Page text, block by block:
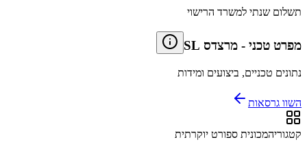
תשלום שנתי למשרד הרישוי
מפרט טכני - מרצדס SL
נתונים טכניים, ביצועים ומידות
השוו גרסאות
קטגוריהמכונית ספורט יוקרתית